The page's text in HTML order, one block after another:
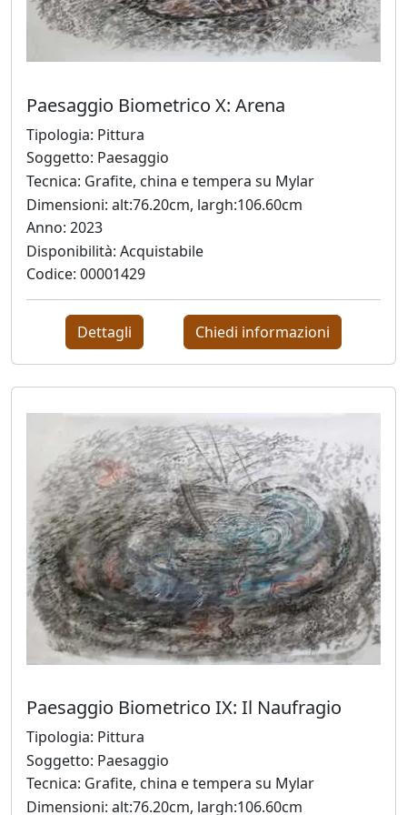
Silvia
Canton
LeoNilde
Carabba
Gastone
Cecconello
Marco
Ciani
Sergio
Colussa
Fabio
Colussi
Marco
Creatini
Angelica
Dainese
Nicola
De
Luca
Paesaggio Biometrico X: Arena
Tipologia: Pittura
Soggetto: Paesaggio
Tecnica: Grafite, china e tempera su Mylar
Dimensioni: alt:76.20cm, largh:106.60cm
Anno: 2023
Disponibilità: Acquistabile
Codice: 00001429
Dettagli Chiedi informazioni
Paesaggio Biometrico IX: Il Naufragio
Tipologia: Pittura
Soggetto: Paesaggio
Tecnica: Grafite, china e tempera su Mylar
Dimensioni: alt:76.20cm, largh:106.60cm